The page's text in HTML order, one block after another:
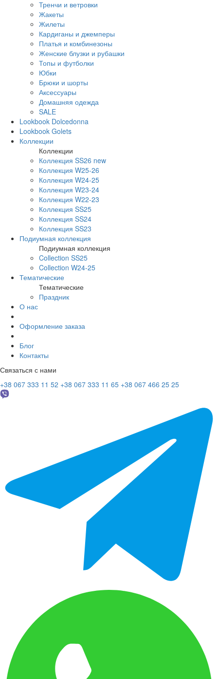
Тренчи и ветровки
Жакеты
Жилеты
Кардиганы и джемперы
Платья и комбинезоны
Женские блузки и рубашки
Топы и футболки
Юбки
Брюки и шорты
Аксессуары
Домашняя одежда
SALE
Lookbook Dolcedonna
Lookbook Golets
Коллекции
Коллекции
Коллекция SS26 new
Коллекция W25-26
Коллекция W24-25
Коллекция W23-24
Коллекция W22-23
Коллекция SS25
Коллекция SS24
Коллекция SS23
Подиумная коллекция
Подиумная коллекция
Collection SS25
Collection W24-25
Тематические
Тематические
Праздник
О нас
Оформление заказа
Блог
Контакты
Связаться с нами
+38 067 333 11 52 +38 067 333 11 65 +38 067 466 25 25